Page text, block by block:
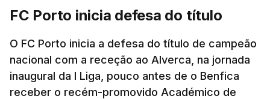
FC Porto inicia defesa do título
O FC Porto inicia a defesa do título de campeão
nacional com a receção ao Alverca, na jornada
inaugural da I Liga, pouco antes de o Benfica
receber o recém-promovido Académico de